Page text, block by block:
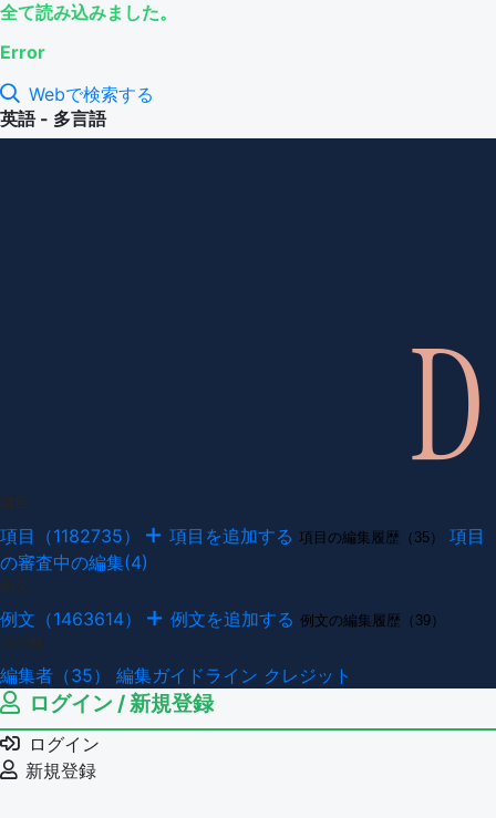
全て読み込みました。
Error
Webで検索する
英語 - 多言語
項目（1182735） 項目を追加する 項目の編集履歴（35）
項目
の審査中の編集(4)
例文（1463614） 例文を追加する 例文の編集履歴（39）
編集者（35） 編集ガイドライン クレジット
ログイン / 新規登録
ログイン
新規登録